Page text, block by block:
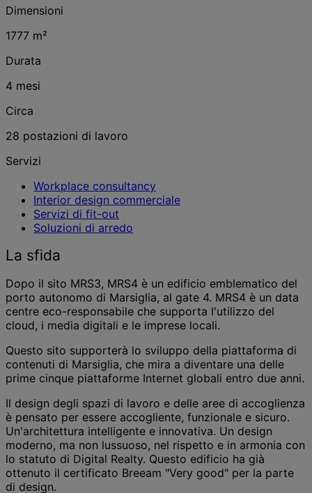
Dimensioni
1777 m²
Durata
4 mesi
Circa
28 postazioni di lavoro
Servizi
Workplace consultancy
Interior design commerciale
Servizi di fit-out
Soluzioni di arredo
La sfida
Dopo il sito MRS3, MRS4 è un edificio emblematico del
porto autonomo di Marsiglia, al gate 4. MRS4 è un data
centre eco-responsabile che supporta l'utilizzo del
cloud, i media digitali e le imprese locali.
Questo sito supporterà lo sviluppo della piattaforma di
contenuti di Marsiglia, che mira a diventare una delle
prime cinque piattaforme Internet globali entro due anni.
Il design degli spazi di lavoro e delle aree di accoglienza
è pensato per essere accogliente, funzionale e sicuro.
Un'architettura intelligente e innovativa. Un design
moderno, ma non lussuoso, nel rispetto e in armonia con
lo statuto di Digital Realty. Questo edificio ha già
ottenuto il certificato Breeam "Very good" per la parte
di design.